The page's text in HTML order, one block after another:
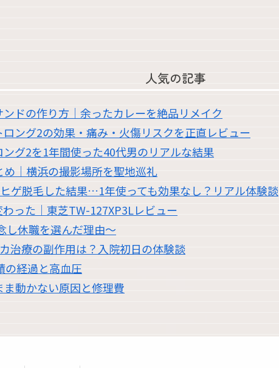
人気の記事
ンドの作り方｜余ったカレーを絶品リメイク
ング2の効果・痛み・火傷リスクを正直レビュー
グ2を1年間使った40代男のリアルな結果
｜横浜の撮影場所を聖地巡礼
ゲ脱毛した結果…1年使っても効果なし？リアル体験談
った｜東芝TW-127XP3Lレビュー
し休職を選んだ理由〜
治療の副作用は？入院初日の体験談
の経過と高血圧
動かない原因と修理費